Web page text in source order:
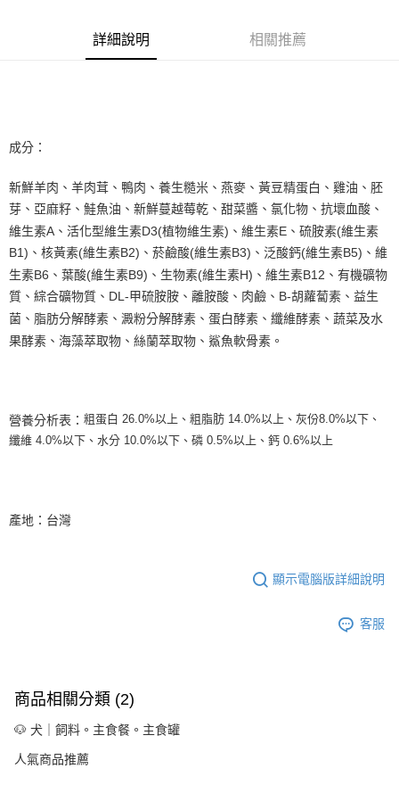
AFTEE先享後付
１．簡單：不需註冊會員、不需綁卡、不需儲值。
２．便利：只要手機號碼，簡訊認證，即可結帳。
【「AFTEE先享後付」結帳流程】
１．於結帳方式選擇「AFTEE先享後付」後，將跳轉至「AFTEE先享後付」
結帳頁面，進行簡訊認證並確認金額後，即可完成結帳。
２．訂單成立數日內，您將收到繳費通知簡訊。
３．收到繳費通知簡訊後14天內，點擊此簡訊中的連結，可透過四大超商／
ATM／網路銀行／等多元方式進行付款，方視為交易完成。
※ 請注意：結帳手續完成當下不需立刻繳費，但若您需要取消訂單，請聯絡
購買商品的店家。未經商家同意取消之訂單仍視為有效，需透過AFTEE先享
※ 交易是否成功請以「AFTEE先享後付 」之結帳頁面顯示為準，若有關於
【注意事項】
１．透過由恩沛科技股份有限公司提供之「AFTEE先享後付」服務完成之交
易，需依本服務之必要範圍內提供個人資料，並將交易相關給付款項請求債
「AFTEE先享後付」，若未經同意申辦者引起之損失，本公司不負相關責
時審查核予不同之上限額度；若仍有額度不足之情形，本公司將視審查結果
恩沛科技股份有限公司將有權停止該用戶之使用額度並採取法律行動。
運送方式
每筆NT$110，滿NT$1,500(含以上)免運費
外島配送（黑貓宅急便－澎湖、金門、馬祖、綠島）
每筆NT$360
宅配【偏遠地區-依黑貓物流所公告地區為主】
每筆NT$250
詳細說明 相關推薦
成分：
新鮮羊肉、羊肉茸、鴨肉、養生糙米、燕麥、黃豆精蛋白、雞油、胚
芽、亞麻籽、鮭魚油、新鮮蔓越莓乾、甜菜醬、氯化物、抗壞血酸、
維生素A、活化型維生素D3(植物維生素)、維生素E、硫胺素(維生素
B1)、核黃素(維生素B2)、菸鹼酸(維生素B3)、泛酸鈣(維生素B5)、維
生素B6、葉酸(維生素B9)、生物素(維生素H)、維生素B12、有機礦物
質、綜合礦物質、DL-甲硫胺胺、離胺酸、肉鹼、B-胡蘿蔔素、益生
菌、脂肪分解酵素、澱粉分解酵素、蛋白酵素、纖維酵素、蔬菜及水
果酵素、海藻萃取物、絲蘭萃取物、鯊魚軟骨素。
營養分析表： 粗蛋白 26.0%以上、粗脂肪 14.0%以上、灰份8.0%以下、
纖維 4.0%以下、水分 10.0%以下、磷 0.5%以上、鈣 0.6%以上
產地：台灣
顯示電腦版詳細說明
客服
商品相關分類 (2)
🐶 犬｜飼料。主食餐。主食罐
人氣商品推薦